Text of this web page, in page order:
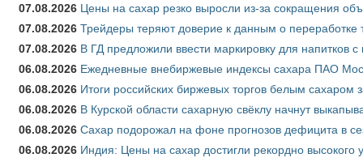
07.08.2026 Цены на сахар резко выросли из-за сокращения
07.08.2026 Трейдеры теряют доверие к данным о переработке
07.08.2026 В ГД предложили ввести маркировку для напитков
06.08.2026 Ежедневные внебиржевые индексы сахара ПАО
06.08.2026 Итоги российских биржевых торгов белым сахаром
06.08.2026 В Курской области сахарную свёклу начнут
06.08.2026 Сахар подорожал на фоне прогнозов дефицита в
06.08.2026 Индия: Цены на сахар достигли рекордно высокого